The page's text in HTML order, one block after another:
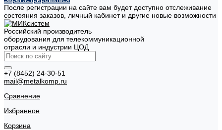
После регистрации на сайте вам будет доступно отслеживание
состояния заказов, личный кабинет и другие новые возможности
Российский производитель
оборудования для телекоммуникационной
отрасли и индустрии ЦОД
+7 (8452) 24-30-51
mail@metalkomp.ru
Сравнение
Избранное
Корзина